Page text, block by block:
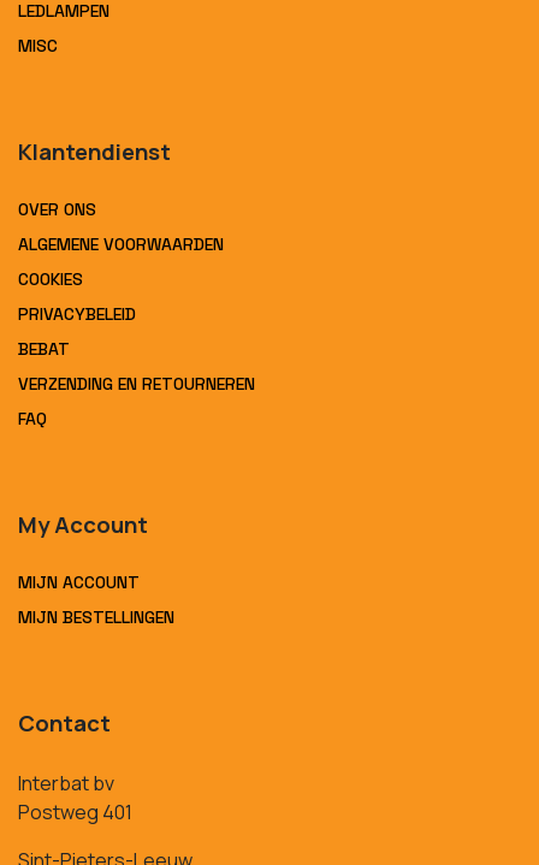
LEDLAMPEN
MISC
Klantendienst
OVER ONS
ALGEMENE VOORWAARDEN
COOKIES
PRIVACYBELEID
BEBAT
VERZENDING EN RETOURNEREN
FAQ
My Account
MIJN ACCOUNT
MIJN BESTELLINGEN
Contact
Interbat bv
Postweg 401